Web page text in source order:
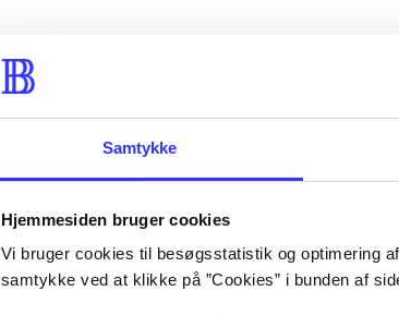
Samtykke
Hjemmesiden bruger cookies
Vi bruger cookies til besøgsstatistik og optimering
samtykke ved at klikke på ”Cookies” i bunden af